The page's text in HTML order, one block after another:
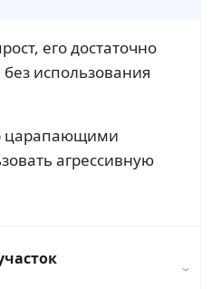
его достаточно
использования
царапающими
агрессивную